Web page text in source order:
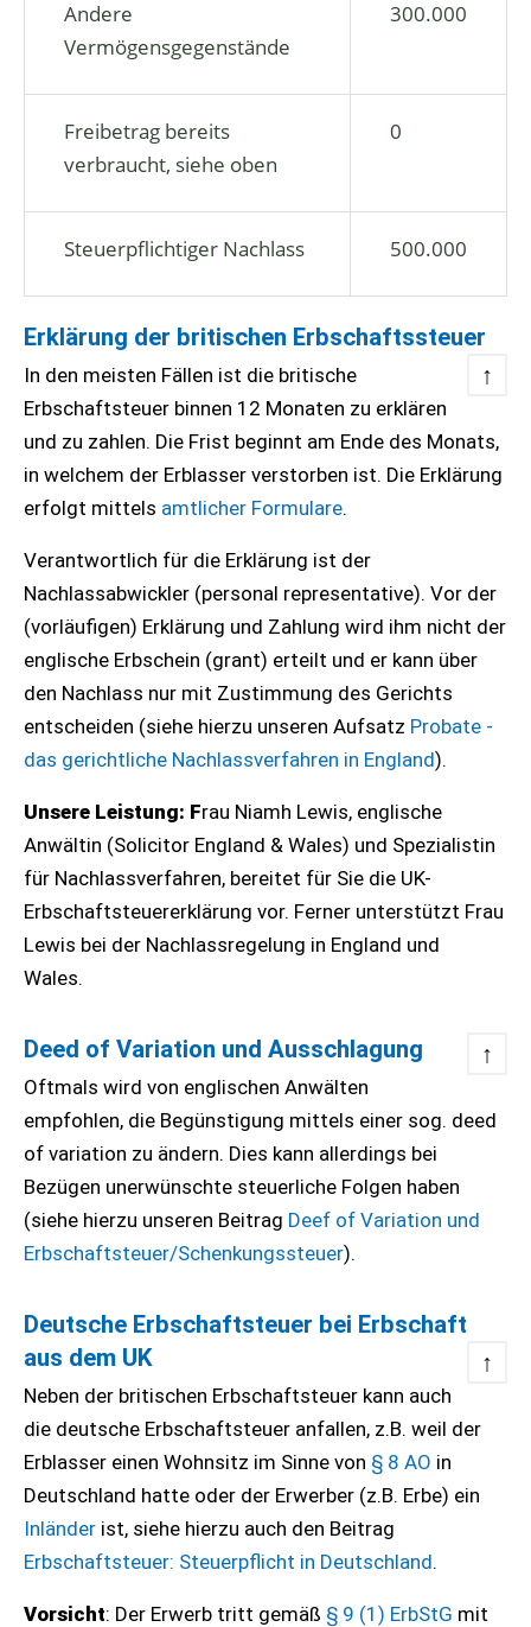
Andere
Vermögensgegenstände
300.000
Freibetrag bereits
verbraucht, siehe oben
0
Steuerpflichtiger Nachlass 500.000
Erklärung der britischen Erbschaftssteuer
↑
In den meisten Fällen ist die britische
Erbschaftsteuer binnen 12 Monaten zu erklären
und zu zahlen. Die Frist beginnt am Ende des Monats,
in welchem der Erblasser verstorben ist. Die Erklärung
erfolgt mittels amtlicher Formulare.
Verantwortlich für die Erklärung ist der
Nachlassabwickler (personal representative). Vor der
(vorläufigen) Erklärung und Zahlung wird ihm nicht der
englische Erbschein (grant) erteilt und er kann über
den Nachlass nur mit Zustimmung des Gerichts
entscheiden (siehe hierzu unseren Aufsatz Probate -
das gerichtliche Nachlassverfahren in England).
Unsere Leistung: Frau Niamh Lewis, englische
Anwältin (Solicitor England & Wales) und Spezialistin
für Nachlassverfahren, bereitet für Sie die UK-
Erbschaftsteuererklärung vor. Ferner unterstützt Frau
Lewis bei der Nachlassregelung in England und
Wales.
Deed of Variation und Ausschlagung ↑
Oftmals wird von englischen Anwälten
empfohlen, die Begünstigung mittels einer sog. deed
of variation zu ändern. Dies kann allerdings bei
Bezügen unerwünschte steuerliche Folgen haben
(siehe hierzu unseren Beitrag Deef of Variation und
Erbschaftsteuer/Schenkungssteuer).
Deutsche Erbschaftsteuer bei Erbschaft
aus dem UK
↑
Neben der britischen Erbschaftsteuer kann auch
die deutsche Erbschaftsteuer anfallen, z.B. weil der
Erblasser einen Wohnsitz im Sinne von § 8 AO in
Deutschland hatte oder der Erwerber (z.B. Erbe) ein
Inländer ist, siehe hierzu auch den Beitrag
Erbschaftsteuer: Steuerpflicht in Deutschland.
Vorsicht: Der Erwerb tritt gemäß § 9 (1) ErbStG mit